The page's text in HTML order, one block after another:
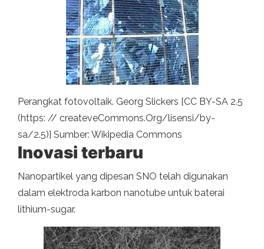
Perangkat fotovoltaik. Georg Slickers [CC BY-SA 2.5
(https: // createveCommons.Org/lisensi/by-
sa/2.5)] Sumber: Wikipedia Commons
Inovasi terbaru
Nanopartikel yang dipesan SNO telah digunakan
dalam elektroda karbon nanotube untuk baterai
lithium-sugar.